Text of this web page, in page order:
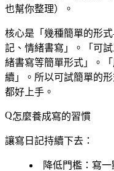
也幫你整理）。
核心是「幾種簡單的形
記、情緒書寫」。「可
緒書寫等簡單形式」。
續」。所以可試簡單的
都好上手。
怎麼養成寫的習慣
讓寫日記持續下去：
降低門檻 ：寫